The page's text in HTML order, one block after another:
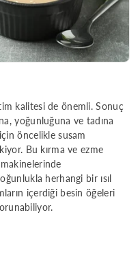
kalitesi de önemli. Sonuç
yoğunluğuna ve tadına
öncelikle susam
Bu kırma ve ezme
herhangi bir ısıl
içerdiği besin öğeleri